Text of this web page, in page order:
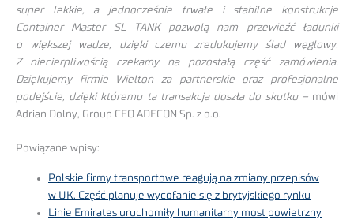
super lekkie, a jednocześnie trwałe i stabilne konstrukcje
Container Master SL TANK pozwolą nam przewieźć ładunki
o większej wadze, dzięki czemu zredukujemy ślad węglowy.
Z niecierpliwością czekamy na pozostałą część zamówienia.
Dziękujemy firmie Wielton za partnerskie oraz profesjonalne
podejście, dzięki któremu ta transakcja doszła do skutku –mówi
Adrian Dolny, Group CEO ADECON Sp. z o.o.
Powiązane wpisy:
Polskie firmy transportowe reagują na zmiany przepisów
w UK. Część planuje wycofanie się z brytyjskiego rynku
Linie Emirates uruchomiły humanitarny most powietrzny